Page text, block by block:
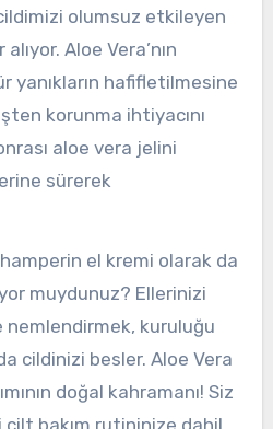
olumsuz etkileyen
Aloe Vera’nın
yanıkların hafifletilmesine
korunma ihtiyacını
aloe vera jelini
sürerek
el kremi olarak da
muydunuz? Ellerinizi
nemlendirmek, kuruluğu
cildinizi besler. Aloe Vera
doğal kahramanı! Siz
bakım rutininize dahil